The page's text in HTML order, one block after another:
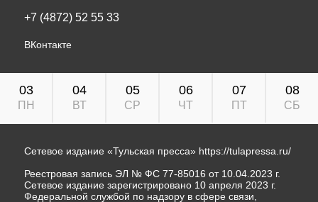
+7 (4872) 52 55 33
ВКонтакте
03
ПН
04
ВТ
05
СР
06
ЧТ
07
ПТ
08
СБ
Сетевое издание «Тульская пресса» https://tulapressa.ru/
Реестровая запись ЭЛ № ФС 77-85016 от 10.04.2023 г.
Сетевое издание зарегистрировано 10 апреля 2023 г.
Федеральной службой по надзору в сфере связи,